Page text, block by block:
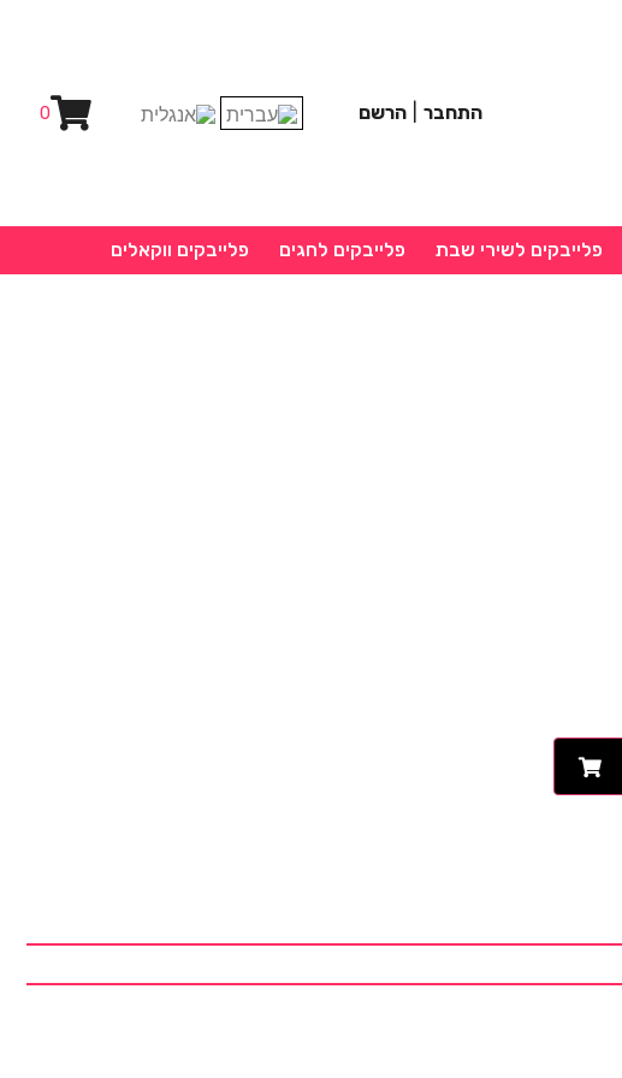
התחבר הרשם 0
פלייבקים לשירי שבת פלייבקים לחגים פלייבקים ווקאלים